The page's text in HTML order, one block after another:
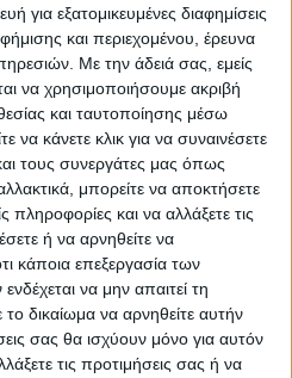
για εξατομικευμένες διαφημίσεις
και περιεχομένου, έρευνα
Με την άδειά σας, εμείς
να χρησιμοποιήσουμε ακριβή
και ταυτοποίησης μέσω
κάνετε κλικ για να συναινέσετε
τους συνεργάτες μας όπως
μπορείτε να αποκτήσετε
και να αλλάξετε τις
ή να αρνηθείτε να
κάποια επεξεργασία των
να μην απαιτεί τη
δικαίωμα να αρνηθείτε αυτήν
σας θα ισχύουν μόνο για αυτόν
τις προτιμήσεις σας ή να